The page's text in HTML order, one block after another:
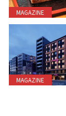
MAGAZINE
MAGAZINE